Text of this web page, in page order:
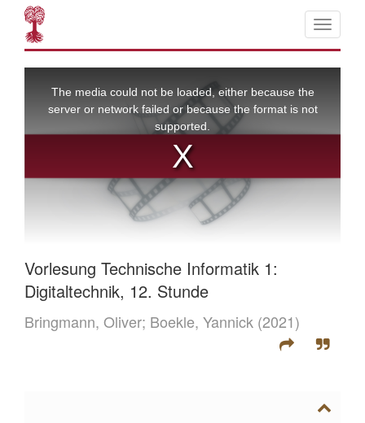
Vorlesung Technische Informatik 1:
Digitaltechnik, 12. Stunde
Bringmann, Oliver; Boekle, Yannick (2021)